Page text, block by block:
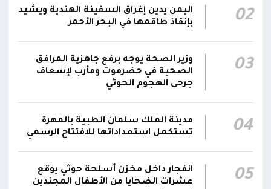
00:42
نجران جراء اعتداءات حوثية بالمقذوفات على الأعيان
المدنية
نائب رئيس مجلس القيادة الفريق أول ركن طارق
صالح: جرائم الحوثي لن تثني القوات المسلحة عن
أداء واجبها الوطني واستعادة الدولة وعاصمتها
صنعاء
02
اليمن يدين إغراق السفينة الهندية ويشيد
بإنقاذ طاقمها في البحر الأحمر
03
وزير الصحة يوجه برفع جاهزية المرافق
الصحية في حضرموت ومأرب لإسعاف
جرحى الهجوم الحوثي
04
مدينة الملك سلمان الطبية بالمهرة
تستكمل استعداداتها للافتتاح الرسمي
05
انفجار داخل مخزن أسلحة حوثي يوقع
عشرات الضحايا من الأطفال المجندين